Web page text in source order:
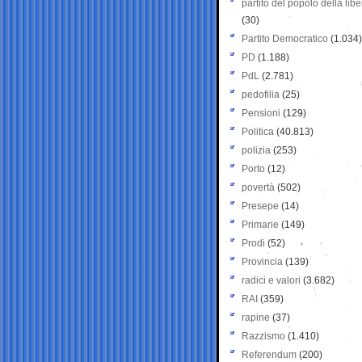
partito del popolo della
(30)
Partito Democratico (1.034)
PD (1.188)
PdL (2.781)
pedofilia (25)
Pensioni (129)
Politica (40.813)
polizia (253)
Porto (12)
povertà (502)
Presepe (14)
Primarie (149)
Prodi (52)
Provincia (139)
radici e valori (3.682)
RAI (359)
rapine (37)
Razzismo (1.410)
Referendum (200)